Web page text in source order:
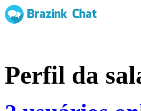
Perfil da